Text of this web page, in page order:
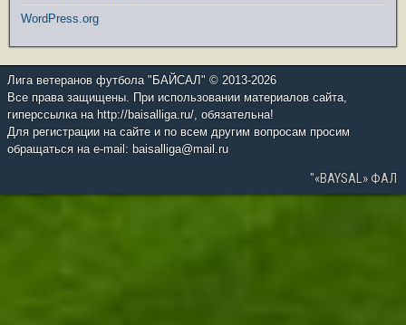
WordPress.org
Лига ветеранов футбола "БАЙСАЛ" © 2013-2026
Все права защищены. При использовании материалов сайта,
гиперссылка на http://baisalliga.ru/, обязательна!
Для регистрации на сайте и по всем другим вопросам просим
обращаться на e-mail: baisalliga@mail.ru
"«BAYSAL» ФАЛ